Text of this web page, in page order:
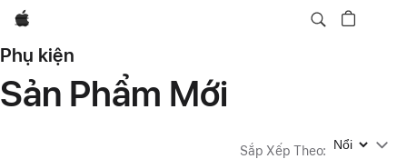
Apple
Phụ kiện
Sản Phẩm Mới
Sắp Xếp Theo: Sắp Xếp Theo